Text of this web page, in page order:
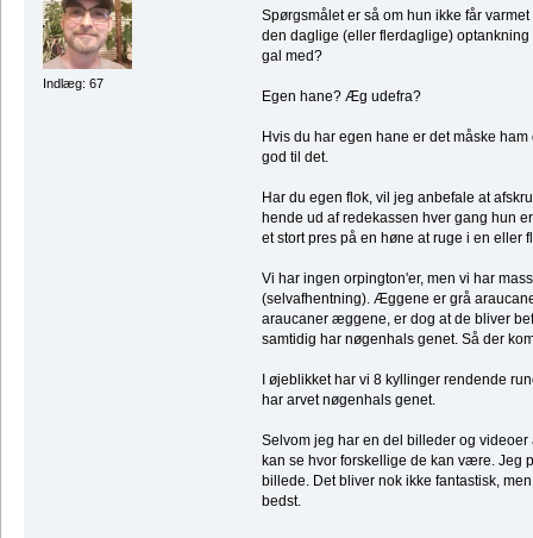
Indlæg: 67
Spørgsmålet er så om hun ikke får
den daglige (eller flerdaglige)
gal med?
Egen hane? Æg udefra?
Hvis du har egen hane er det måske
god til det.
Har du egen flok, vil jeg anbefale at
hende ud af redekassen hver gang hun
et stort pres på en høne at ruge i en
Vi har ingen orpington'er, men vi har
(selvafhentning). Æggene er grå
araucaner æggene, er dog at de bliver
samtidig har nøgenhals genet. Så der
I øjeblikket har vi 8 kyllinger rendende
har arvet nøgenhals genet.
Selvom jeg har en del billeder og
kan se hvor forskellige de kan være. Jeg
billede. Det bliver nok ikke fantastisk,
bedst.